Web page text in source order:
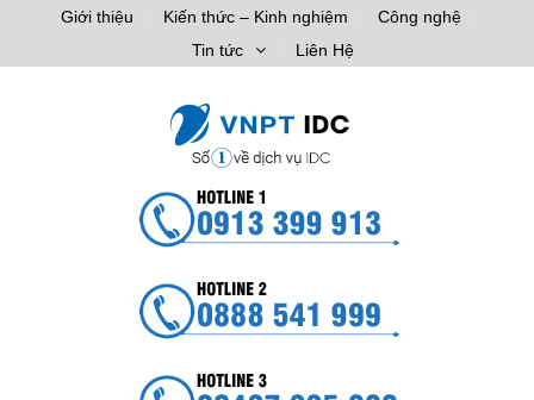
Giới thiệu Kiến thức – Kinh nghiệm
Công nghệ
Tin tức
Liên Hệ